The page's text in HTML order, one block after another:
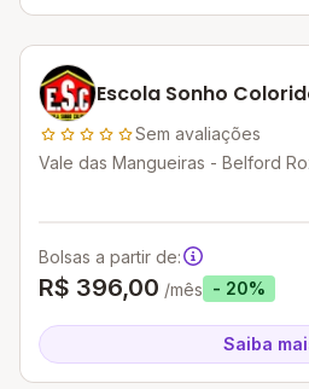
Escola Sonho
Sem avaliações
Vale das Mangueiras - Belford
Bolsas a partir de:
R$ 396,00 /mês - 20%
Saiba